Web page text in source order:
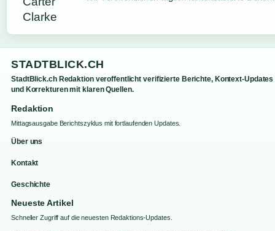
STADTBLICK.CH
StadtBlick.ch Redaktion veroffentlicht verifizierte Berichte, Kontext-Updates
und Korrekturen mit klaren Quellen.
Redaktion
Mittagsausgabe Berichtszyklus mit fortlaufenden Updates.
Über uns
Kontakt
Geschichte
Neueste Artikel
Schneller Zugriff auf die neuesten Redaktions-Updates.